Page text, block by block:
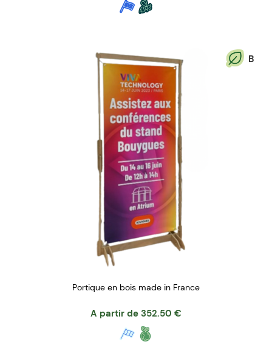
B
Portique en bois made in France
A partir de 352.50 €